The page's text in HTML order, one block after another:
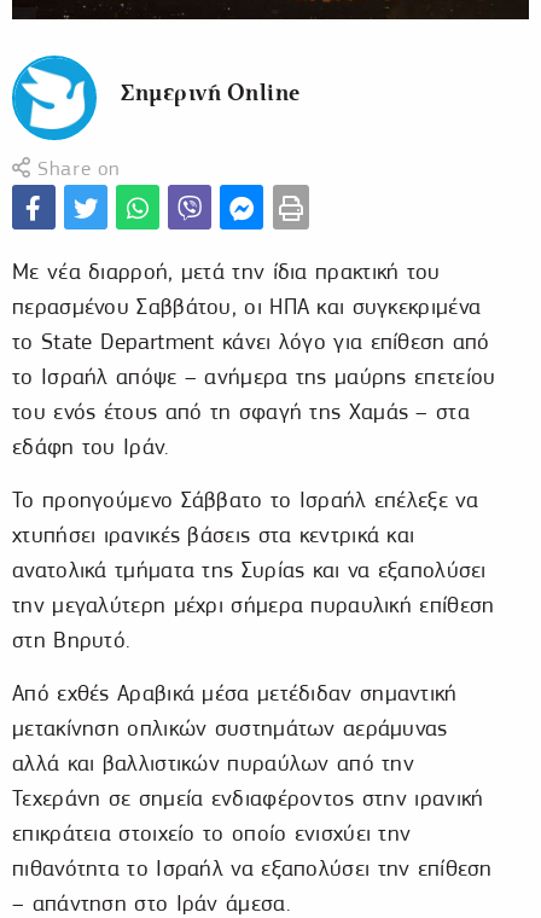
Σημερινή Online
Share on
Με νέα διαρροή, μετά την ίδια πρακτική του
περασμένου Σαββάτου, οι ΗΠΑ και συγκεκριμένα
το State Department κάνει λόγο για επίθεση από
το Ισραήλ απόψε – ανήμερα της μαύρης επετείου
του ενός έτους από τη σφαγή της Χαμάς – στα
εδάφη του Ιράν.
Το προηγούμενο Σάββατο το Ισραήλ επέλεξε να
χτυπήσει ιρανικές βάσεις στα κεντρικά και
ανατολικά τμήματα της Συρίας και να εξαπολύσει
την μεγαλύτερη μέχρι σήμερα πυραυλική επίθεση
στη Βηρυτό.
Από εχθές Αραβικά μέσα μετέδιδαν σημαντική
μετακίνηση οπλικών συστημάτων αεράμυνας
αλλά και βαλλιστικών πυραύλων από την
Τεχεράνη σε σημεία ενδιαφέροντος στην ιρανική
επικράτεια στοιχείο το οποίο ενισχύει την
πιθανότητα το Ισραήλ να εξαπολύσει την επίθεση
– απάντηση στο Ιράν άμεσα.